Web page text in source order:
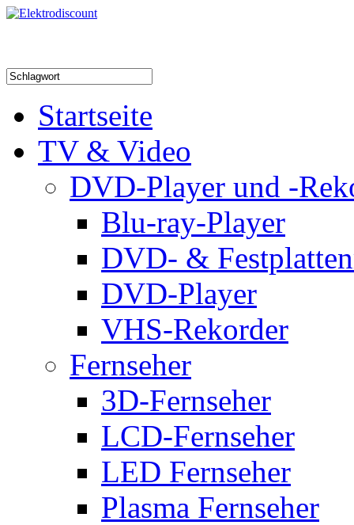
Startseite
TV & Video
DVD-Player und -
Blu-ray-Player
DVD- &
DVD-Player
VHS-Rekorder
Fernseher
3D-Fernseher
LCD-Fernseher
LED Fernseher
Plasma Fernseher